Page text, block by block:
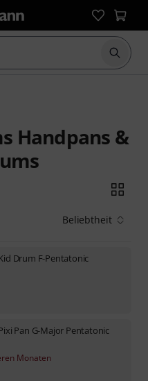
Suche
Handpans &
Beliebtheit
Drum F-Pentatonic
Pan G-Major Pentatonic
Monaten